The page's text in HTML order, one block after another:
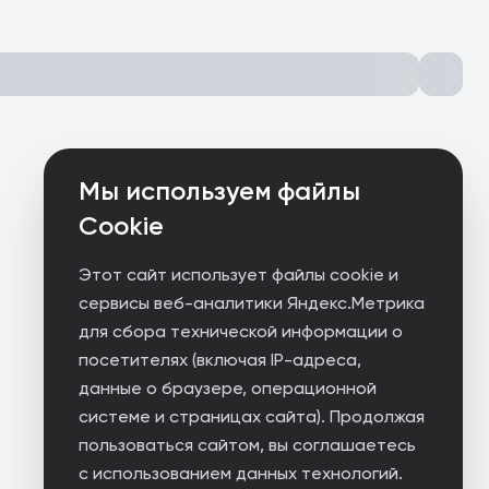
Мы используем файлы
Cookie
Этот сайт использует файлы cookie и
сервисы веб-аналитики Яндекс.Метрика
для сбора технической информации о
посетителях (включая IP-адреса,
данные о браузере, операционной
системе и страницах сайта). Продолжая
пользоваться сайтом, вы соглашаетесь
с использованием данных технологий.